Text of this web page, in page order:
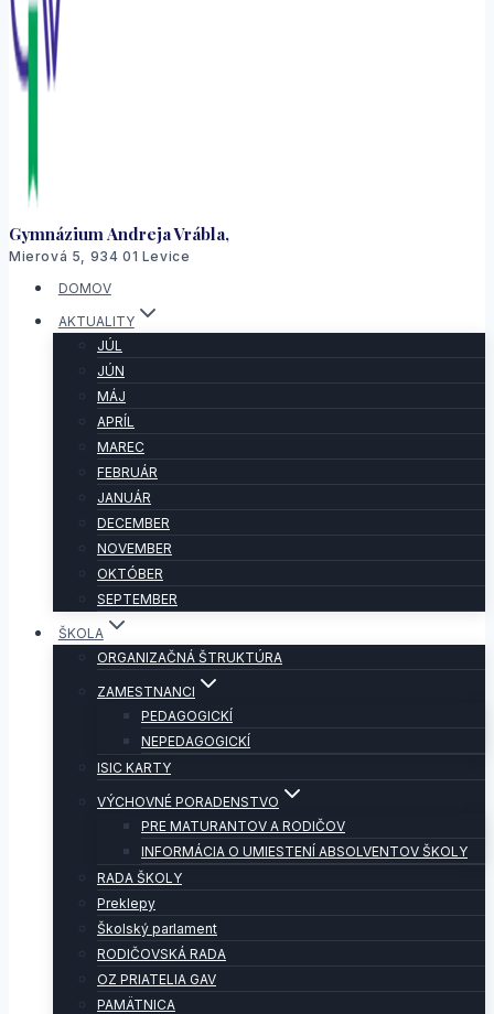
Gymnázium Andreja Vrábla,
Mierová 5, 934 01 Levice
DOMOV
AKTUALITY
JÚL
JÚN
MÁJ
APRÍL
MAREC
FEBRUÁR
JANUÁR
DECEMBER
NOVEMBER
OKTÓBER
SEPTEMBER
ŠKOLA
ORGANIZAČNÁ ŠTRUKTÚRA
ZAMESTNANCI
PEDAGOGICKÍ
NEPEDAGOGICKÍ
ISIC KARTY
VÝCHOVNÉ PORADENSTVO
PRE MATURANTOV A RODIČOV
INFORMÁCIA O UMIESTENÍ ABSOLVENTOV ŠKOLY
RADA ŠKOLY
Preklepy
Školský parlament
RODIČOVSKÁ RADA
OZ PRIATELIA GAV
PAMÄTNICA